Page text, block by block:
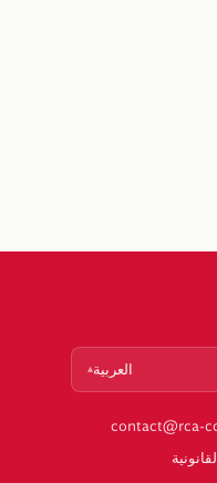
العربية▴
contact@rca-